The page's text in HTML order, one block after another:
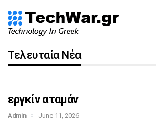
Τελευταία Νέα
εργκίν αταμάν
Admin June 11, 2026